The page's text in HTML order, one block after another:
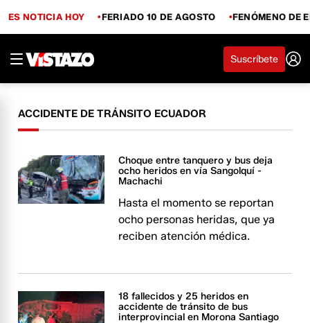
ES NOTICIA HOY FERIADO 10 DE AGOSTO FENÓMENO DE
Suscríbete
ACCIDENTE DE TRÁNSITO ECUADOR
Choque entre tanquero y bus deja
ocho heridos en vía Sangolquí -
Machachi
Hasta el momento se reportan
ocho personas heridas, que ya
reciben atención médica.
18 fallecidos y 25 heridos en
accidente de tránsito de bus
interprovincial en Morona Santiago